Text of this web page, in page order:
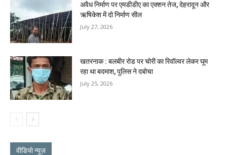
अवैध निर्माण पर एमडीडीए का एक्शन तेज, देहरादून और
ऋषिकेश में दो निर्माण सील
July 27, 2026
खतरनाक : बलबीर रोड पर चोरी का रिवॉल्वर लेकर घूम
रहा था बदमाश, पुलिस ने दबोचा
July 25, 2026
वीडियो न्यूज़